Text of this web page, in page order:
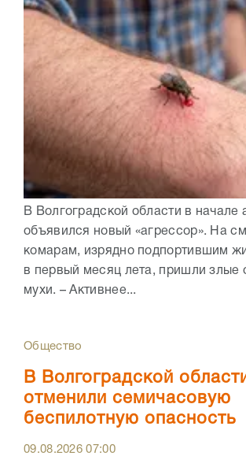
В Волгоградской области в начале
объявился новый «агрессор». На
комарам, изрядно подпортившим
в первый месяц лета, пришли злые
мухи. – Активнее...
Общество
В Волгоградской
отменили семичасовую
беспилотную опасность
09.08.202607:00